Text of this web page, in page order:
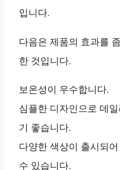
입니다.
다음은 제품의 효과를
한 것입니다.
보온성이 우수합니다.
심플한 디자인으로 데
기 좋습니다.
다양한 색상이 출시되
수 있습니다.